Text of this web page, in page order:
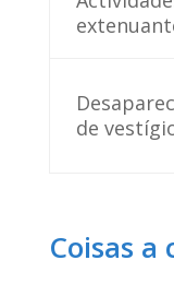
de
Coisas a